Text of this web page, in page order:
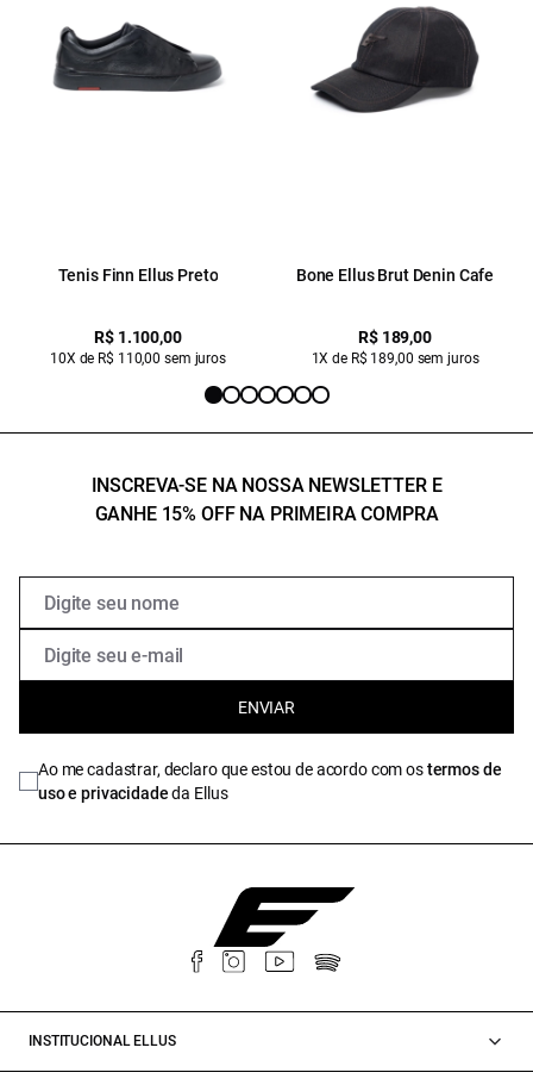
Tenis Finn Ellus Preto
R$ 1.100,00
10X de R$ 110,00 sem juros
Bone Ellus Brut Denin Cafe
R$ 189,00
1X de R$ 189,00 sem juros
INSCREVA-SE NA NOSSA NEWSLETTER E
GANHE 15% OFF NA PRIMEIRA COMPRA
ENVIAR
Ao me cadastrar, declaro que estou de acordo com ostermos de
uso e privacidadeda Ellus
INSTITUCIONAL ELLUS